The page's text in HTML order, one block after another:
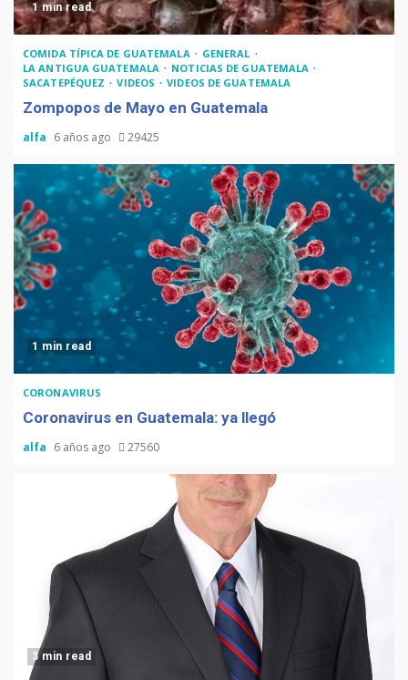
1 min read
COMIDA TÍPICA DE GUATEMALA
GENERAL
LA ANTIGUA GUATEMALA
NOTICIAS DE GUATEMALA
SACATEPÉQUEZ
VIDEOS VIDEOS DE GUATEMALA
Zompopos de Mayo en Guatemala
alfa 6 años ago 29425
1 min read
CORONAVIRUS
Coronavirus en Guatemala: ya llegó
alfa 6 años ago 27560
3 min read